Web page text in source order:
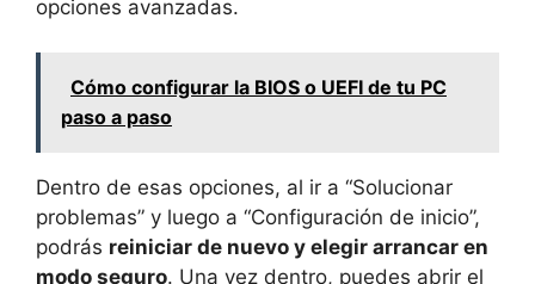
opciones avanzadas.
Cómo configurar la BIOS o UEFI de tu PC
paso a paso
Dentro de esas opciones, al ir a “Solucionar
problemas” y luego a “Configuración de inicio”,
podrás reiniciar de nuevo y elegir arrancar en
modo seguro. Una vez dentro, puedes abrir el